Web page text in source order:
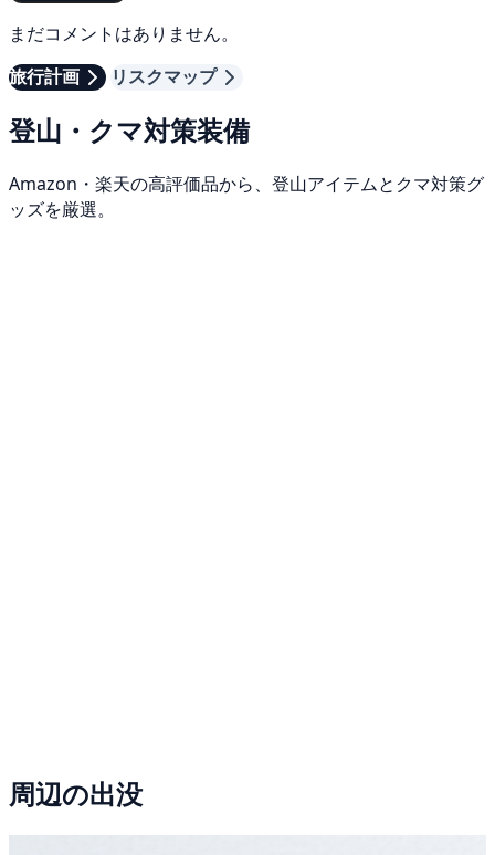
まだコメントはありません。
旅行計画
リスクマップ
登山・クマ対策装備
Amazon・楽天の高評価品から、登山アイテムとクマ対策グ
ッズを厳選。
周辺の出没